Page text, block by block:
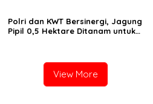
Polri dan KWT Bersinergi, Jagung
Pipil 0,5 Hektare Ditanam untuk
View More